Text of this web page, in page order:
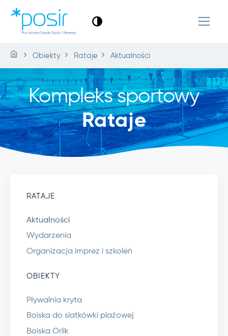
Obiekty Rataje Aktualności
Kompleks sportowy
Rataje
RATAJE
Aktualności
Wydarzenia
Organizacja imprez i szkoleń
OBIEKTY
Pływalnia kryta
Boiska do siatkówki plażowej
Boiska Orlik